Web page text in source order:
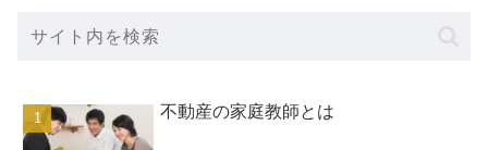
不動産の家庭教師とは